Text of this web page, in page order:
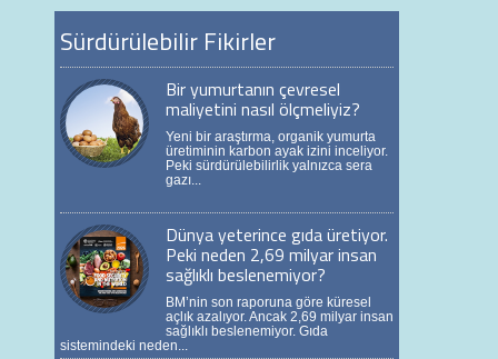
Sürdürülebilir Fikirler
Bir yumurtanın çevresel
maliyetini nasıl ölçmeliyiz?
Yeni bir araştırma, organik yumurta
üretiminin karbon ayak izini inceliyor.
Peki sürdürülebilirlik yalnızca sera
gazı...
Dünya yeterince gıda üretiyor.
Peki neden 2,69 milyar insan
sağlıklı beslenemiyor?
BM’nin son raporuna göre küresel
açlık azalıyor. Ancak 2,69 milyar insan
sağlıklı beslenemiyor. Gıda
sistemindeki neden...